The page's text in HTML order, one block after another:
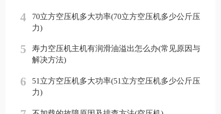
4
70立方空压机多大功率(70立方空压机多少公斤压
力)
5
寿力空压机主机有润滑油溢出怎么办(常见原因与
解决方法)
6
51立方空压机多大功率(51立方空压机多少公斤压
力)